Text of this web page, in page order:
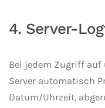
4. Server-
Bei jedem Zugriff auf
Server automatisch
Datum/Uhrzeit,